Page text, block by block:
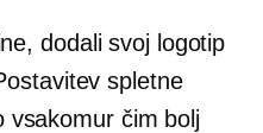
dodali svoj logotip
spletne
vsakomur čim bolj